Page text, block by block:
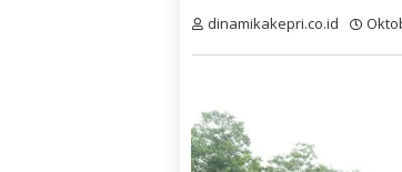
dinamikakepri.co.id